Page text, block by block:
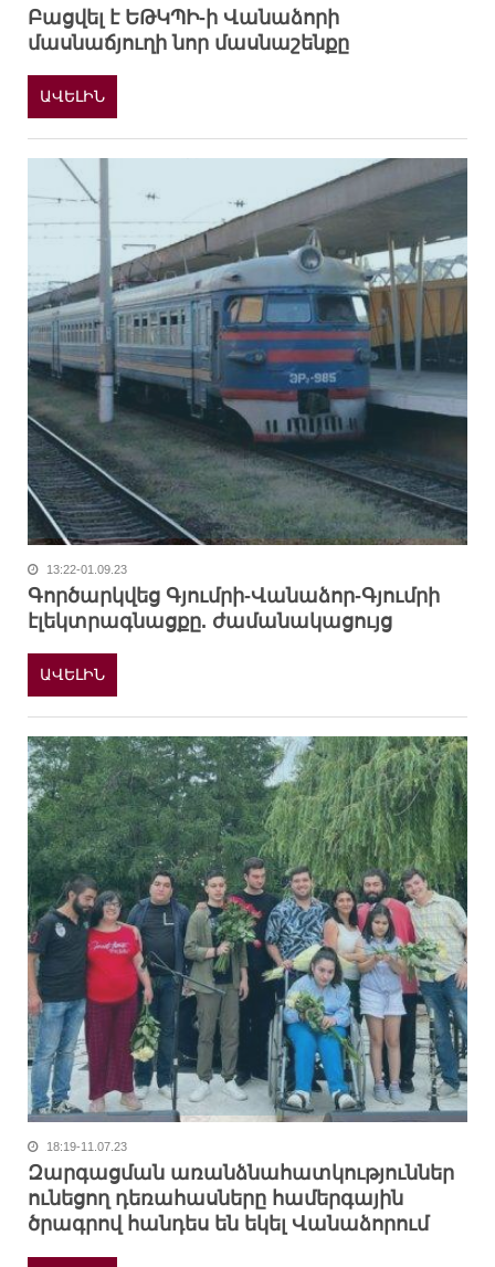
Բացվել է ԵԹԿՊԻ-ի Վանաձորի
մասնաճյուղի նոր մասնաշենքը
ԱՎԵԼԻՆ
13:22-01.09.23
Գործարկվեց Գյումրի-Վանաձոր-Գյումրի
էլեկտրագնացքը. ժամանակացույց
ԱՎԵԼԻՆ
18:19-11.07.23
Զարգացման առանձնահատկություններ
ունեցող դեռահասները համերգային
ծրագրով հանդես են եկել Վանաձորում